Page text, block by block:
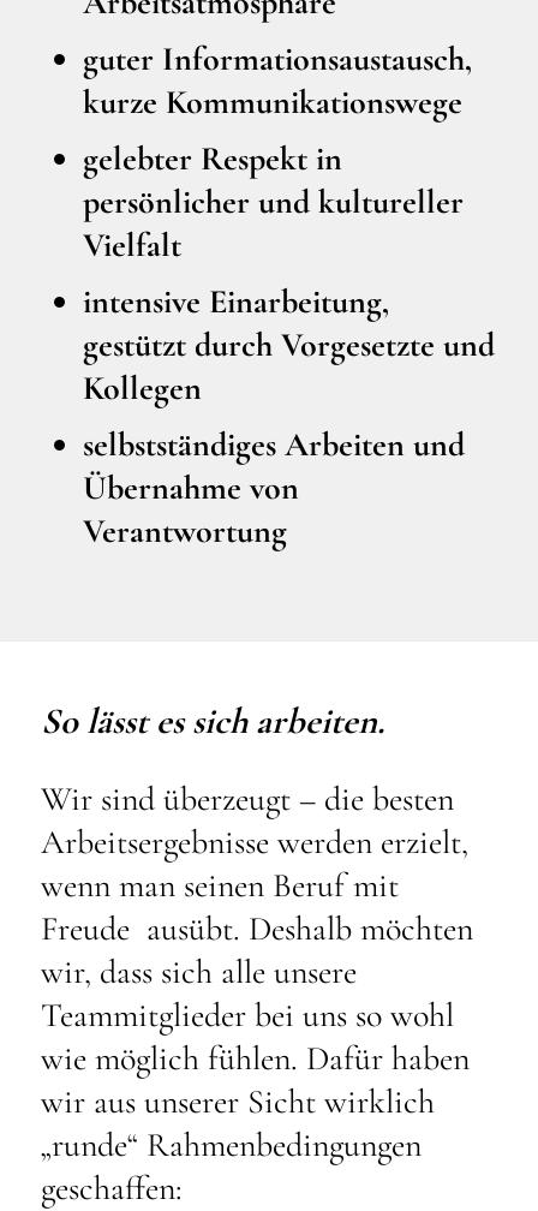
guter Informationsaustausch,
kurze Kommunikationswege
gelebter Respekt in
persönlicher und kultureller
Vielfalt
intensive Einarbeitung,
gestützt durch Vorgesetzte und
Kollegen
selbstständiges Arbeiten und
Übernahme von
Verantwortung
So lässt es sich arbeiten.
Wir sind überzeugt – die besten
Arbeitsergebnisse werden erzielt,
wenn man seinen Beruf mit
Freude ausübt. Deshalb möchten
wir, dass sich alle unsere
Teammitglieder bei uns so wohl
wie möglich fühlen. Dafür haben
wir aus unserer Sicht wirklich
„runde“ Rahmenbedingungen
geschaffen: